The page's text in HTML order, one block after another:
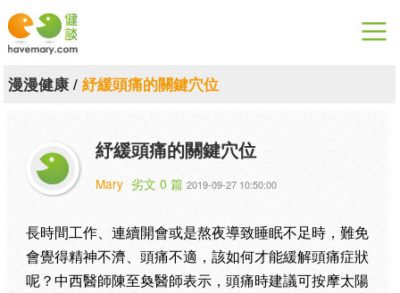
漫漫健康
關於健談
聯絡我們
下載專區
漫漫健康/ 紓緩頭痛的關鍵穴位
紓緩頭痛的關鍵穴位
Mary 劣文 0 篇 2019-09-27 10:50:00
長時間工作、連續開會或是熬夜導致睡眠不足時，難免
會覺得精神不濟、頭痛不適，該如何才能緩解頭痛症狀
呢？中西醫師陳至奐醫師表示，頭痛時建議可按摩太陽